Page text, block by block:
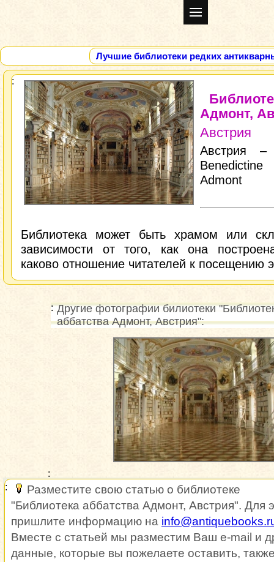
Лучшие библиотеки редких
Адмонт,
Австрия
Австрия
Admont
Библиотека может быть храмом или
зависимости от того, как она
каково отношение читателей к посещению
Другие фотографии билиотеки
аббатства Адмонт, Австрия":
Разместите свою статью о библиотеке
"Библиотека аббатства Адмонт, Австрия". Для
пришлите информацию на
Вместе с статьей мы разместим Ваш e-mail и
данные, которые вы пожелаете оставить,